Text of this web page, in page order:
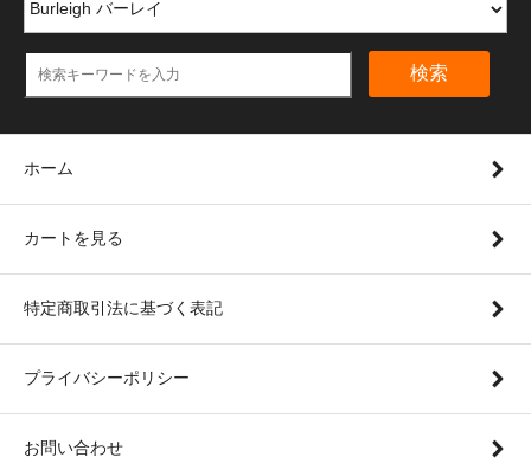
検索
ホーム
カートを見る
特定商取引法に基づく表記
プライバシーポリシー
お問い合わせ